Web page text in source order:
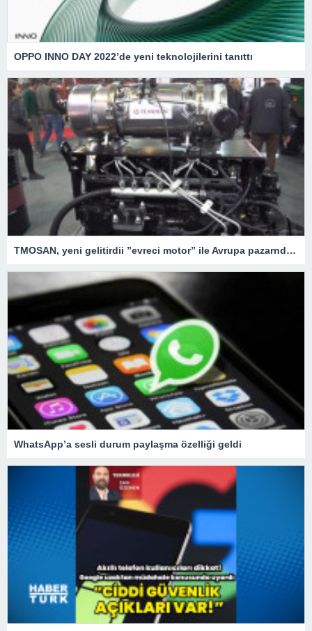
OPPO INNO DAY 2022’de yeni teknolojilerini tanıttı
TMOSAN, yeni gelitirdii ”evreci motor” ile Avrupa pazarnda hzla bymeyi hedefliyor
WhatsApp’a sesli durum paylaşma özelliği geldi